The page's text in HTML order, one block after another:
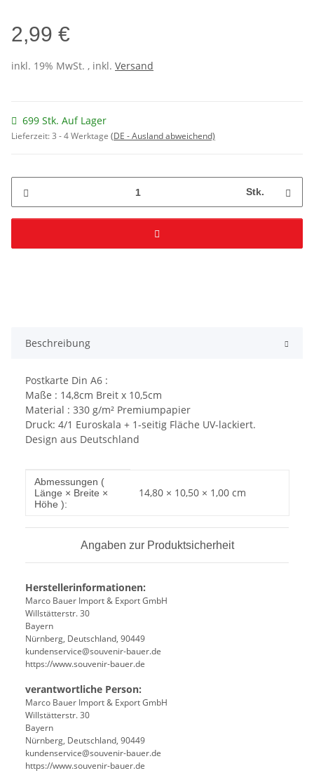
2,99 €
inkl. 19% MwSt. , inkl. Versand
699 Stk. Auf Lager
Lieferzeit:3 - 4 Werktage (DE - Ausland abweichend)
Stk.
Beschreibung
Postkarte Din A6 :
Maße : 14,8cm Breit x 10,5cm
Material : 330 g/m² Premiumpapier
Druck: 4/1 Euroskala + 1-seitig Fläche UV-lackiert.
Design aus Deutschland
Produkteigenschaft
Wert
Abmessungen (
Länge × Breite ×
Höhe ):
14,80 × 10,50 × 1,00 cm
Angaben zur Produktsicherheit
Herstellerinformationen:
Marco Bauer Import & Export GmbH
Willstätterstr. 30
Bayern
Nürnberg, Deutschland, 90449
kundenservice@souvenir-bauer.de
https://www.souvenir-bauer.de
verantwortliche Person:
Marco Bauer Import & Export GmbH
Willstätterstr. 30
Bayern
Nürnberg, Deutschland, 90449
kundenservice@souvenir-bauer.de
https://www.souvenir-bauer.de